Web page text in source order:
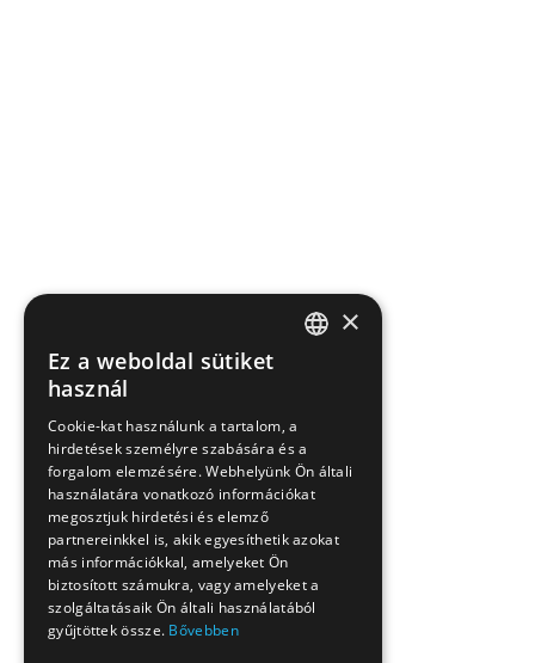
SK
RO
×
Ez a weboldal sütiket
használ
Cookie-kat használunk a tartalom, a
hirdetések személyre szabására és a
forgalom elemzésére. Webhelyünk Ön általi
használatára vonatkozó információkat
megosztjuk hirdetési és elemző
partnereinkkel is, akik egyesíthetik azokat
más információkkal, amelyeket Ön
biztosított számukra, vagy amelyeket a
szolgáltatásaik Ön általi használatából
gyűjtöttek össze. Bővebben